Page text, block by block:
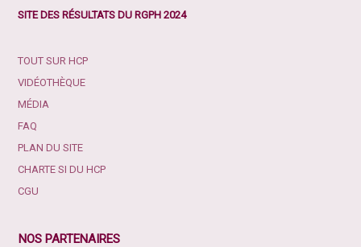
SITE DES RÉSULTATS DU RGPH 2024
TOUT SUR HCP
VIDÉOTHÈQUE
MÉDIA
FAQ
PLAN DU SITE
CHARTE SI DU HCP
CGU
NOS PARTENAIRES